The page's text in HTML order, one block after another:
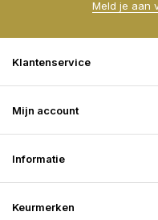
Meld je aan
Klantenservice
Mijn account
Informatie
Keurmerken